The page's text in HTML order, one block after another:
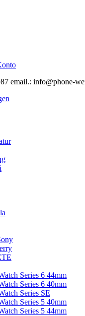
email.: info@phone-
Series 6 44mm
Series 6 40mm
Series SE
Series 5 40mm
Series 5 44mm